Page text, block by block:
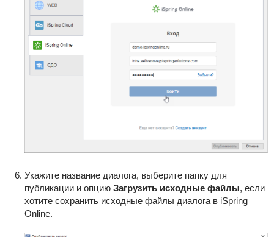
Укажите название диалога, выберите папку для
публикации и опцию Загрузить исходные файлы, если
хотите сохранить исходные файлы диалога в iSpring
Online.